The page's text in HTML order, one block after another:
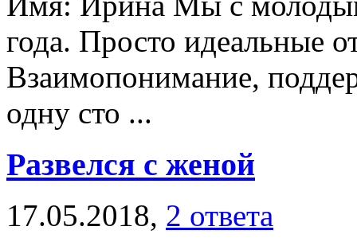
года. Просто идеальные
Взаимопонимание,
одну сто ...
Развелся с женой
17.05.2018, 2 ответа